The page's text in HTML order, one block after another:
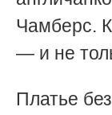
Чамберс.
— и не
Платье